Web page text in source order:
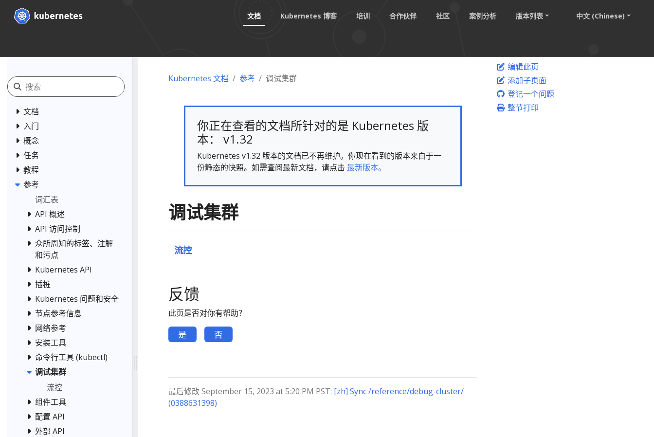
文档 Kubernetes 博客 培训 合作伙伴 社区 案例分析 版本列表 中文 (Chinese)
文档
入门
概念
任务
教程
参考
词汇表
API 概述
API 访问控制
众所周知的标签、注解
和污点
Kubernetes API
插桩
Kubernetes 问题和安全
节点参考信息
网络参考
安装工具
命令行工具 (kubectl)
调试集群
流控
组件工具
配置 API
外部 API
Kubernetes 文档 参考 调试集群
你正在查看的文档所针对的是 Kubernetes 版
本： v1.32
Kubernetes v1.32 版本的文档已不再维护。你现在看到的版本来自于一
份静态的快照。如需查阅最新文档，请点击 最新版本。
调试集群
流控
反馈
此页是否对你有帮助？
是 否
最后修改 September 15, 2023 at 5:20 PM PST: [zh] Sync /reference/debug-cluster/
(0388631398)
编辑此页
添加子页面
登记一个问题
整节打印